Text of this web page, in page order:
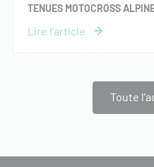
TENUES MOTOCROSS
Toute